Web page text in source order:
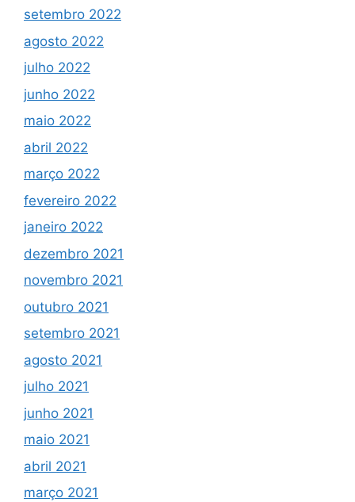
setembro 2022
agosto 2022
julho 2022
junho 2022
maio 2022
abril 2022
março 2022
fevereiro 2022
janeiro 2022
dezembro 2021
novembro 2021
outubro 2021
setembro 2021
agosto 2021
julho 2021
junho 2021
maio 2021
abril 2021
março 2021